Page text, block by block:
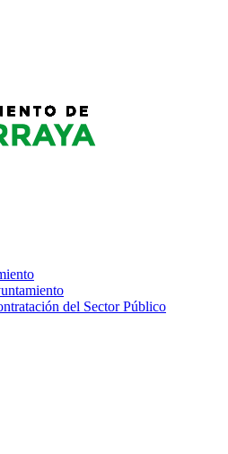
del Sector Público